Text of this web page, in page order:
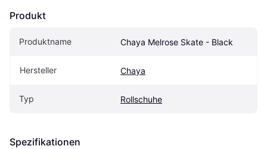
Produkt
Produktname Chaya Melrose Skate - Black
Hersteller Chaya
Typ Rollschuhe
Spezifikationen